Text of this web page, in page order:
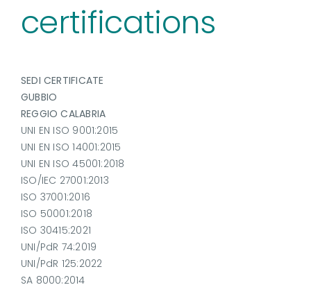
certifications
SEDI CERTIFICATE
GUBBIO
REGGIO CALABRIA
UNI EN ISO 9001:2015
UNI EN ISO 14001:2015
UNI EN ISO 45001:2018
ISO/IEC 27001:2013
ISO 37001:2016
ISO 50001:2018
ISO 30415:2021
UNI/PdR 74:2019
UNI/PdR 125:2022
SA 8000:2014